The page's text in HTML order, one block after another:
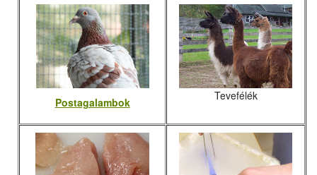
Postagalambok Tevefélék